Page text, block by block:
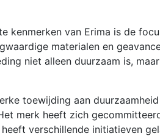
kenmerken van Erima is de
materialen en
niet alleen duurzaam is,
toewijding aan
merk heeft zich
verschillende initiatieven